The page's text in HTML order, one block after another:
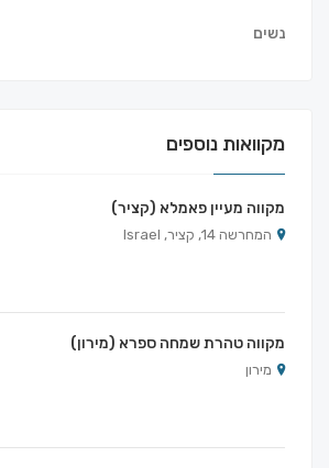
נשים
מקוואות נוספים
מקווה מעיין פאמלא (קציר)
המחרשה 14, קציר, Israel
מקווה טהרת שמחה ספרא (מירון)
מירון